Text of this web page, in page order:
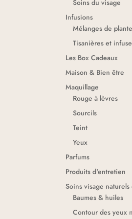
Soins du visage
Infusions
Mélanges de
Tisanières et
Les Box Cadeaux
Maison & Bien être
Maquillage
Rouge à lèvres
Sourcils
Teint
Yeux
Parfums
Produits d'entretien
Soins visage
Baumes & huiles
Contour des yeux